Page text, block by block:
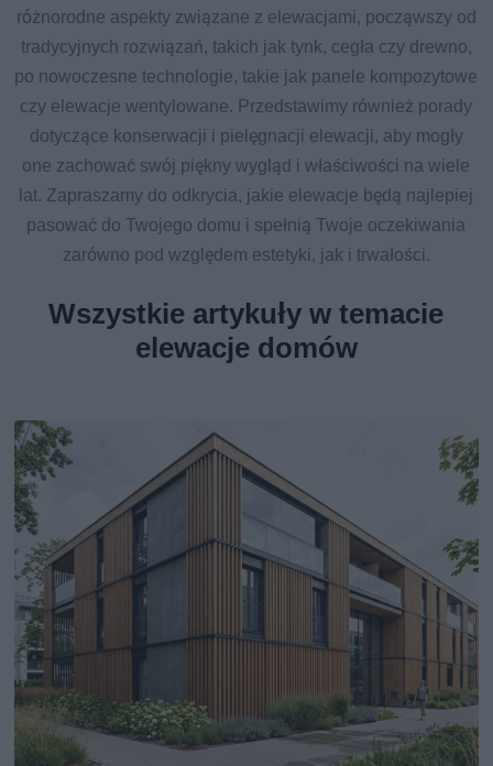
różnorodne aspekty związane z elewacjami, począwszy od
tradycyjnych rozwiązań, takich jak tynk, cegła czy drewno,
po nowoczesne technologie, takie jak panele kompozytowe
czy elewacje wentylowane. Przedstawimy również porady
dotyczące konserwacji i pielęgnacji elewacji, aby mogły
one zachować swój piękny wygląd i właściwości na wiele
lat. Zapraszamy do odkrycia, jakie elewacje będą najlepiej
pasować do Twojego domu i spełnią Twoje oczekiwania
zarówno pod względem estetyki, jak i trwałości.
Wszystkie artykuły w temacie
elewacje domów